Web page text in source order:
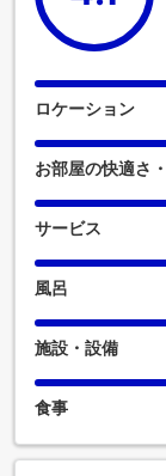
ロケーション
お部屋の快適さ
サービス
風呂
施設・設備
食事